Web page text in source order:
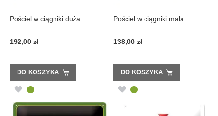
Pościel w ciągniki duża
192,00 zł
DO KOSZYKA
DODAJ
DO
Pościel w ciągniki mała
138,00 zł
DO KOSZYKA
DODAJ
DO